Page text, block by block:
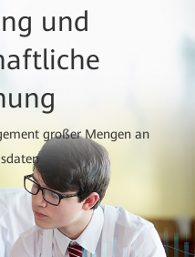
und
großer Mengen an